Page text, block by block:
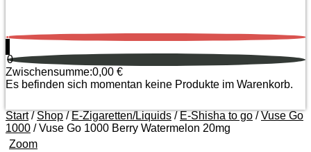
0
0
Zwischensumme:0,00 €
Es befinden sich momentan keine Produkte im Warenkorb.
Start/ Shop / E-Zigaretten/Liquids / E-Shisha to go /Vuse Go
1000 / Vuse Go 1000 Berry Watermelon 20mg
Zoom